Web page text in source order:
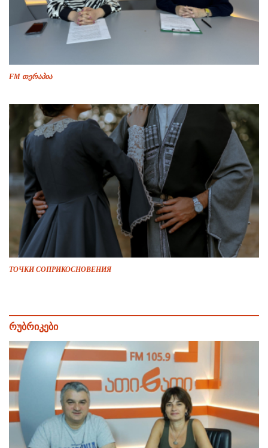
FM თერაპია
ТОЧКИ СОПРИКОСНОВЕНИЯ
რუბრიკები